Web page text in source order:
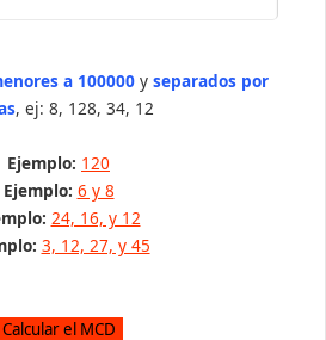
a 100000y separados por
, ej: 8, 128, 34, 12
Ejemplo: 120
Ejemplo: 6 y 8
24, 16, y 12
3, 12, 27, y 45